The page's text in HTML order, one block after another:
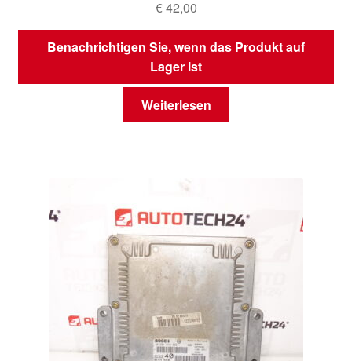
€42,00
Benachrichtigen Sie, wenn das Produkt auf
Lager ist
Weiterlesen